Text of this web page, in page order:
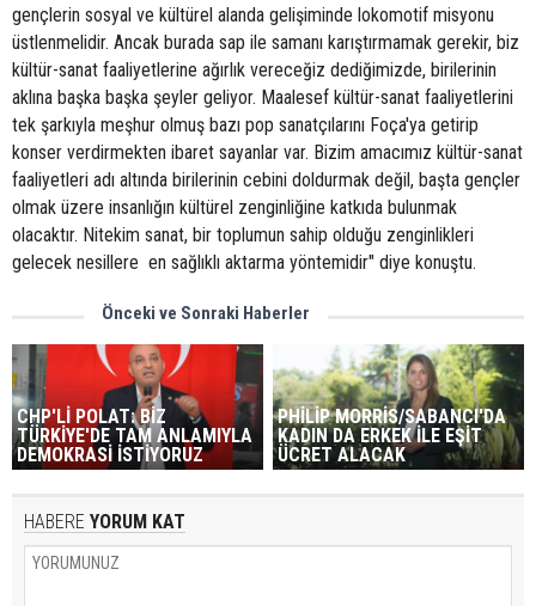
gençlerin sosyal ve kültürel alanda gelişiminde lokomotif misyonu
üstlenmelidir. Ancak burada sap ile samanı karıştırmamak gerekir, biz
kültür-sanat faaliyetlerine ağırlık vereceğiz dediğimizde, birilerinin
aklına başka başka şeyler geliyor. Maalesef kültür-sanat faaliyetlerini
tek şarkıyla meşhur olmuş bazı pop sanatçılarını Foça'ya getirip
konser verdirmekten ibaret sayanlar var. Bizim amacımız kültür-sanat
faaliyetleri adı altında birilerinin cebini doldurmak değil, başta gençler
olmak üzere insanlığın kültürel zenginliğine katkıda bulunmak
olacaktır. Nitekim sanat, bir toplumun sahip olduğu zenginlikleri
gelecek nesillere en sağlıklı aktarma yöntemidir" diye konuştu.
Önceki ve Sonraki Haberler
CHP'Lİ POLAT: BİZ
TÜRKİYE'DE TAM ANLAMIYLA
DEMOKRASİ İSTİYORUZ
PHİLİP MORRİS/SABANCI'DA
KADIN DA ERKEK İLE EŞİT
ÜCRET ALACAK
HABERE YORUM KAT